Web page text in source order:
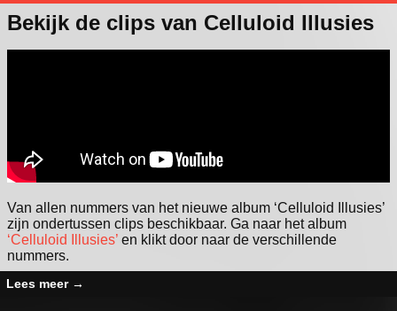
Bekijk de clips van Celluloid Illusies
Van allen nummers van het nieuwe album ‘Celluloid Illusies’
zijn ondertussen clips beschikbaar. Ga naar het album
‘Celluloid Illusies’ en klikt door naar de verschillende
nummers.
Lees meer →